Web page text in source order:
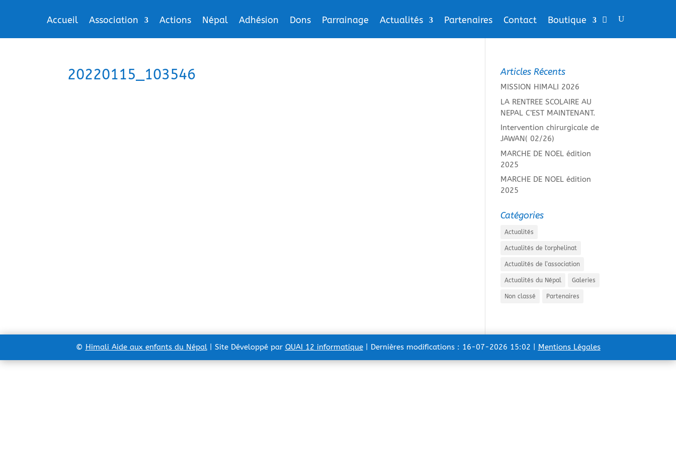
Accueil Association Actions Népal Adhésion Dons Parrainage Actualités Partenaires Contact Boutique
20220115_103546 Articles Récents
MISSION HIMALI 2026
LA RENTREE SCOLAIRE AU
NEPAL C’EST MAINTENANT.
Intervention chirurgicale de
JAWAN( 02/26)
MARCHE DE NOEL édition
2025
MARCHE DE NOEL édition
2025
Catégories
Actualités
Actualités de l'orphelinat
Actualités de l’association
Actualités du Népal Galeries
Non classé Partenaires
© Himali Aide aux enfants du Népal | Site Développé par QUAI 12 informatique | Dernières modifications : 16-07-2026 15:02 | Mentions Légales